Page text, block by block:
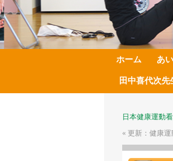
ホーム あ
田中喜代次
日本健康運動
« 更新：健康運